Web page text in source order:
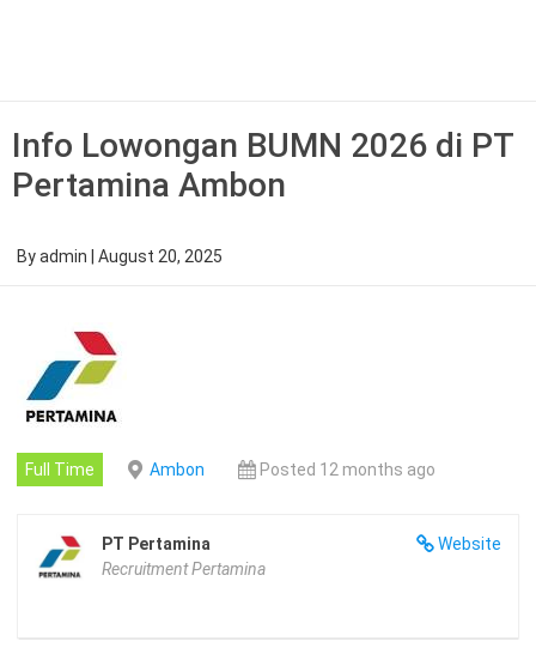
Info Lowongan BUMN 2026 di PT
Pertamina Ambon
Byadmin August 20, 2025
Full Time Ambon Posted 12 months ago
Website
PT Pertamina
Recruitment Pertamina